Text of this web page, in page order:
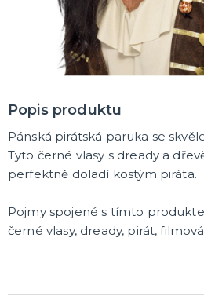
Společenské hry na párty
Strategické deskové hry
Logické hry - pro děti i dospělé
Vědomostní hry - pro dva a více
Společenské deskové hry pro dva
Erotické deskové hry pro dospělé
Hry a hlavolamy
Retro stolní hry
Deskové a karetní hry pro děti
Rychlé a zběsilé hry na postřeh!
Sportovní deskové hry
DALŠÍ KATEGORIE
Popis produktu
Pánská pirátská paruka se
Tyto černé vlasy s dready a
perfektně doladí kostým piráta.
Pojmy spojené s tímto
černé vlasy, dready, pirát,